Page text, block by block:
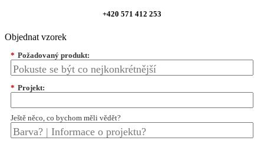
+420 571 412 253
Objednat vzorek
* Požadovaný produkt:
* Projekt:
Ještě něco, co bychom měli vědět?